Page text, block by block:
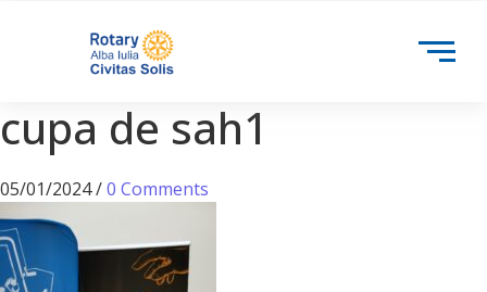
cupa de sah1
05/01/2024/0 Comments